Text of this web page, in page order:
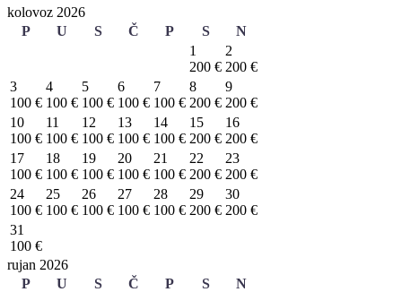
kolovoz 2026
P
U S Č P S
N
1
200 €
2
200 €
3
100 €
4
100 €
5
100 €
6
100 €
7
100 €
8
200 €
9
200 €
10
100 €
11
100 €
12
100 €
13
100 €
14
100 €
15
200 €
16
200 €
17
100 €
18
100 €
19
100 €
20
100 €
21
100 €
22
200 €
23
200 €
24
100 €
25
100 €
26
100 €
27
100 €
28
100 €
29
200 €
30
200 €
31
100 €
rujan 2026
P
U S Č P S
N